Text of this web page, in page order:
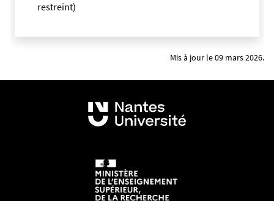
restreint)
Mis à jour le 09 mars 2026.